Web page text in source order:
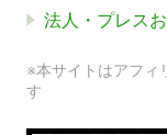
法人・プレス
※本サイトはアフィ
す